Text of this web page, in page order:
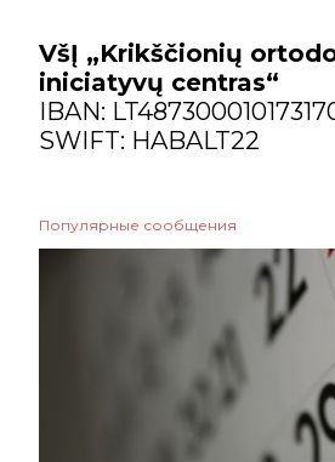
VšĮ „Krikščionių
iniciatyvų centras“
IBAN:
SWIFT: HABALT22
Популярные сообщения